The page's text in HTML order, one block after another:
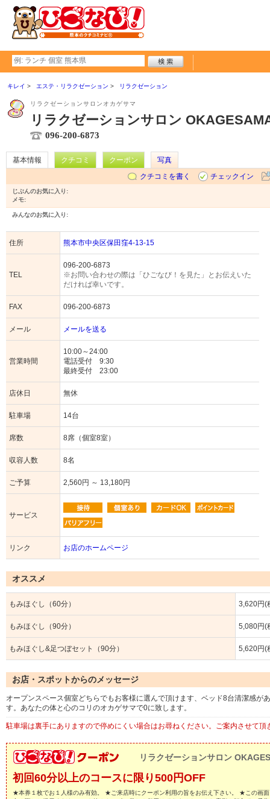
キレイ エステ・リラクゼーション リラクゼーション
リラクゼーションサロンオカゲサマ
リラクゼーションサロン
096-200-6873
基本情報 クチコミ クーポン
写真
クチコミを書く
チェックイン
じぶんのお気に入り:
メモ:
みんなのお気に入り:
住所 熊本市中央区保田窪4-13-15
TEL
096-200-6873
※お問い合わせの際は「ひごなび！を見た」とお伝えいた
だければ幸いです。
FAX 096-200-6873
メール メールを送る
営業時間
10:00～24:00
電話受付 9:30
最終受付 23:00
店休日 無休
駐車場 14台
席数 8席（個室8室）
収容人数 8名
ご予算 2,560円 ～ 13,180円
サービス
リンク お店のホームページ
オススメ
もみほぐし（60分） 3,620円(
もみほぐし（90分） 5,080円(
もみほぐし&足つぼセット（90分） 5,620円(
お店・スポットからのメッセージ
オープンスペース個室どちらでもお客様に選んで頂けます、ベッド8台清潔感が
す。あなたの体と心のコリのオカゲサマで0に致します。
駐車場は裏手にありますので停めにくい場合はお尋ねください。ご案内させて頂
リラクゼーションサロン
初回60分以上のコースに限り500円OFF
★本券１枚でお１人様のみ有効。 ★ご来店時にクーポン利用の旨をお伝え下さい。 ★この画